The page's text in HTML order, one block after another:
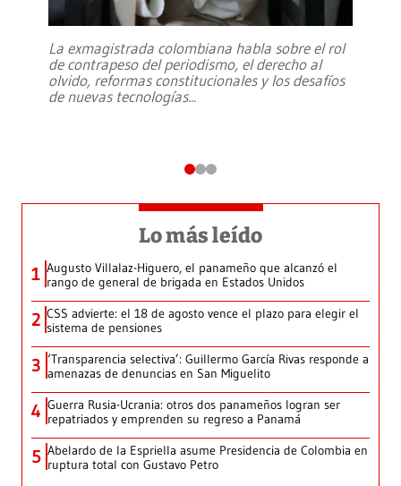
La exmagistrada colombiana habla sobre el rol
de contrapeso del periodismo, el derecho al
olvido, reformas constitucionales y los desafíos
de nuevas tecnologías...
Lo más leído
1 Augusto Villalaz-Higuero, el panameño que alcanzó el
rango de general de brigada en Estados Unidos
2 CSS advierte: el 18 de agosto vence el plazo para elegir el
sistema de pensiones
3 ‘Transparencia selectiva’: Guillermo García Rivas responde a
amenazas de denuncias en San Miguelito
4 Guerra Rusia-Ucrania: otros dos panameños logran ser
repatriados y emprenden su regreso a Panamá
5 Abelardo de la Espriella asume Presidencia de Colombia en
ruptura total con Gustavo Petro